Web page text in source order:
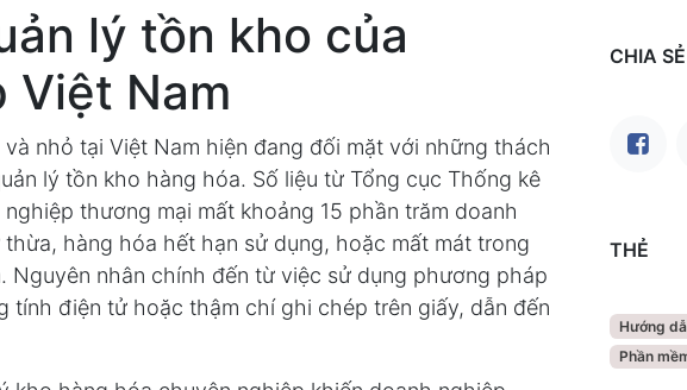
lý tồn kho của
Việt Nam
nhỏ tại Việt Nam hiện đang đối mặt với những thách
lý tồn kho hàng hóa. Số liệu từ Tổng cục Thống kê
thương mại mất khoảng 15 phần trăm doanh
hàng hóa hết hạn sử dụng, hoặc mất mát trong
Nguyên nhân chính đến từ việc sử dụng phương pháp
tính điện tử hoặc thậm chí ghi chép trên giấy, dẫn đến
CHIA
THẺ
Hướng
Phần